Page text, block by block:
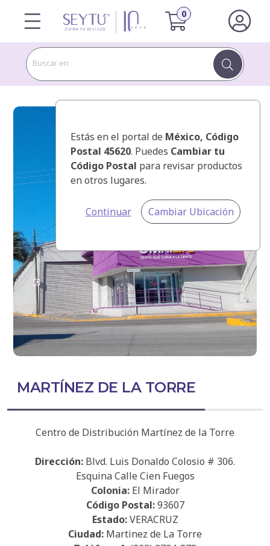
Buscar en
Estás en el portal de México, Código
Postal 45620. Puedes Cambiar tu
Código Postal para revisar productos
en otros lugares.
Continuar Cambiar Ubicación
MARTÍNEZ DE LA TORRE
Centro de Distribución Martínez de la Torre
Dirección: Blvd. Luis Donaldo Colosio # 306.
Esquina Calle Cien Fuegos
Colonia:El Mirador
Código Postal:93607
Estado:VERACRUZ
Ciudad: Martinez de La Torre